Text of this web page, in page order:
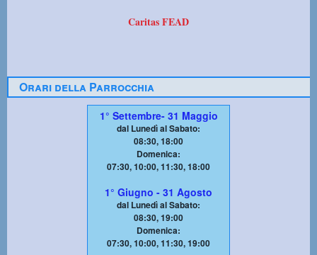
Caritas FEAD
Orari della Parrocchia
1° Settembre- 31 Maggio
dal Lunedì al Sabato:
08:30, 18:00
Domenica:
07:30, 10:00, 11:30, 18:00
1° Giugno - 31 Agosto
dal Lunedì al Sabato:
08:30, 19:00
Domenica:
07:30, 10:00, 11:30, 19:00